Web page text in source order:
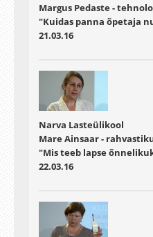
Margus Pedaste -
"Kuidas panna õpetaja
21.03.16
Narva Lasteülikool
Mare Ainsaar -
"Mis teeb lapse
22.03.16